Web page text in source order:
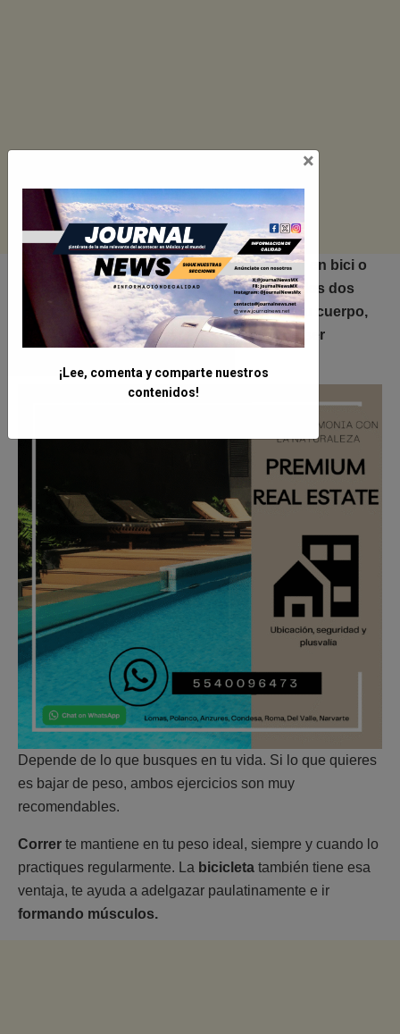
Muchos se preguntan que es mejor si¿andar en bici o
correr? Buena disyuntiva. La ventaja es que los dos
ejercicios tienen muchos beneficios para tu cuerpo,
te mantienenfuerte, sano e inclusopueden ser
Depende de lo que busques en tu vida. Si lo que quieres
es bajar de peso, ambos ejercicios son muy
recomendables.
Correr te mantiene en tu peso ideal, siempre y cuando lo
practiques regularmente. La bicicleta también tiene esa
ventaja, te ayuda a adelgazar paulatinamente e ir
formando músculos.
×
¡Lee, comenta y comparte nuestros
contenidos!